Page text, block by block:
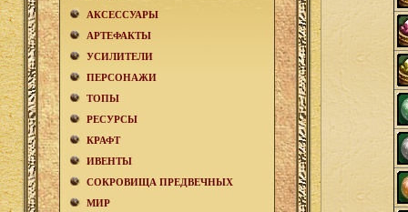
АКCЕСCУАРЫ
АРТЕФАКТЫ
УСИЛИТЕЛИ
ПЕРСОНАЖИ
ТОПЫ
РЕСУРСЫ
КРАФТ
ИВЕНТЫ
СОКРОВИЩА ПРЕДВЕЧНЫХ
МИР